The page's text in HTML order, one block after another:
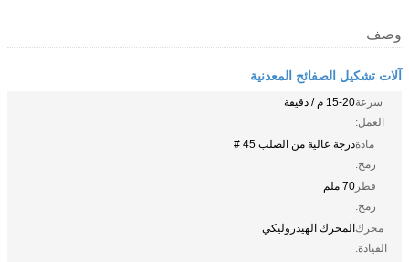
وصف
آلات تشكيل الصفائح المعدنية
سرعة
العمل:
15-20 م / دقيقة
مادة
رمح:
درجة عالية من الصلب 45 #
قطر
رمح:
70 ملم
محرك
القيادة:
المحرك الهيدروليكي